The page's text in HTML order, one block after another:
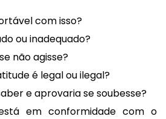
com isso?
ou inadequado?
não agisse?
é legal ou ilegal?
e aprovaria se soubesse?
em conformidade com o